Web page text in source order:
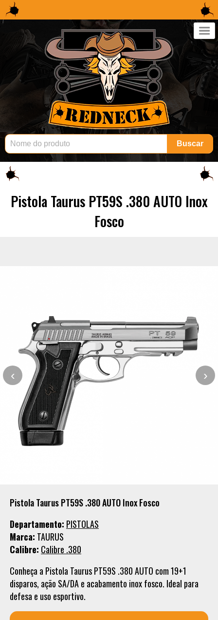
×
Buscar
Pistola Taurus PT59S .380 AUTO Inox
Fosco
‹ ›
Pistola Taurus PT59S .380 AUTO Inox Fosco
Departamento: PISTOLAS
Marca: TAURUS
Calibre: Calibre .380
Conheça a Pistola Taurus PT59S .380 AUTO com 19+1
disparos, ação SA/DA e acabamento inox fosco. Ideal para
defesa e uso esportivo.